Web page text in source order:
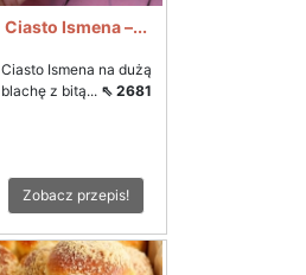
Ciasto Ismena –...
Ciasto Ismena na dużą
blachę z bitą... ⇖ 2681
Zobacz przepis!